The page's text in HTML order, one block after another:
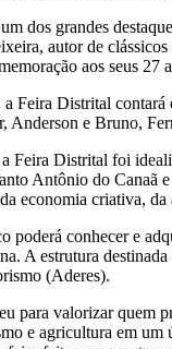
dos grandes
autor de
aos seus 27
Feira Distrital
Anderson e Bruno,
Feira Distrital foi
Antônio do Canaã
economia criativa,
poderá conhecer e
A estrutura
(Aderes).
para valorizar quem
e agricultura em um